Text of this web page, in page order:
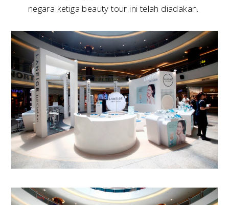
negara ketiga beauty tour ini telah diadakan.